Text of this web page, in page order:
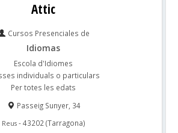
Attic
Cursos Presenciales de
Idiomas
Escola d'Idiomes
individuals o particulars
Per totes les edats
Passeig Sunyer, 34
Reus-43202 (Tarragona)